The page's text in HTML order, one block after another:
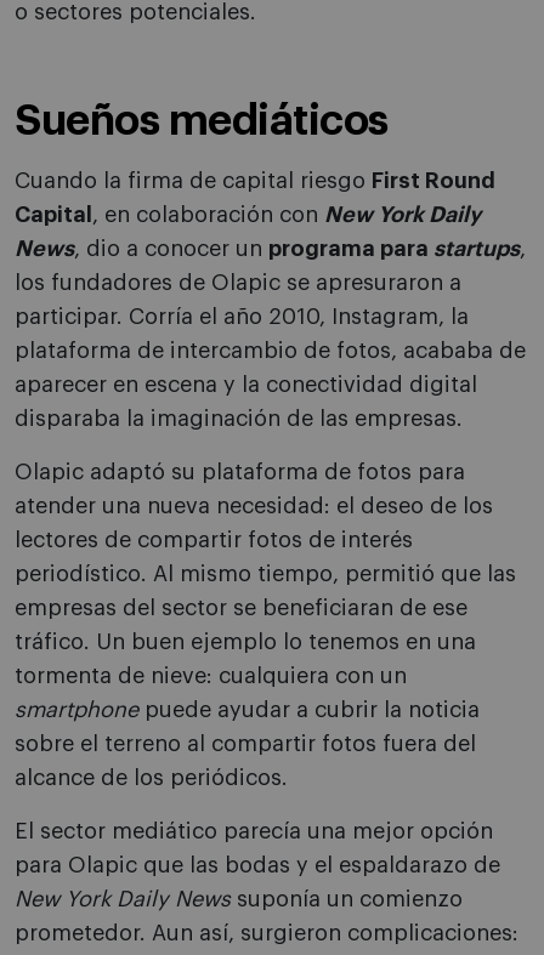
o sectores potenciales.
Sueños mediáticos
Cuando la firma de capital riesgo First Round
Capital , en colaboración con New York Daily
News, dio a conocer un programa para startups,
los fundadores de Olapic se apresuraron a
participar. Corría el año 2010, Instagram, la
plataforma de intercambio de fotos, acababa de
aparecer en escena y la conectividad digital
disparaba la imaginación de las empresas.
Olapic adaptó su plataforma de fotos para
atender una nueva necesidad: el deseo de los
lectores de compartir fotos de interés
periodístico. Al mismo tiempo, permitió que las
empresas del sector se beneficiaran de ese
tráfico. Un buen ejemplo lo tenemos en una
tormenta de nieve: cualquiera con un
smartphone puede ayudar a cubrir la noticia
sobre el terreno al compartir fotos fuera del
alcance de los periódicos.
El sector mediático parecía una mejor opción
para Olapic que las bodas y el espaldarazo de
New York Daily Newssuponía un comienzo
prometedor. Aun así, surgieron complicaciones: